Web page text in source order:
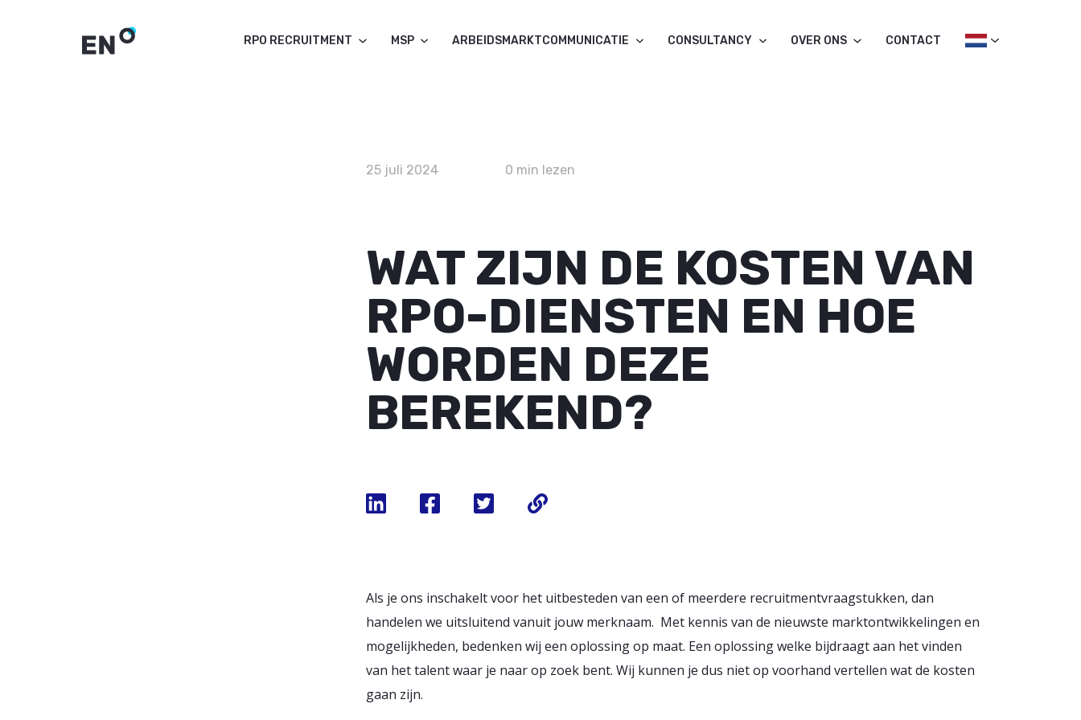
RPO RECRUITMENT MSP ARBEIDSMARKTCOMMUNICATIE CONSULTANCY OVER ONS CONTACT
25 juli 2024 0 min lezen
WAT ZIJN DE KOSTEN VAN
RPO-DIENSTEN EN HOE
WORDEN DEZE
BEREKEND?
Als je ons inschakelt voor het uitbesteden van een of meerdere recruitmentvraagstukken, dan
handelen we uitsluitend vanuit jouw merknaam. Met kennis van de nieuwste marktontwikkelingen en
mogelijkheden, bedenken wij een oplossing op maat. Een oplossing welke bijdraagt aan het vinden
van het talent waar je naar op zoek bent. Wij kunnen je dus niet op voorhand vertellen wat de kosten
gaan zijn.